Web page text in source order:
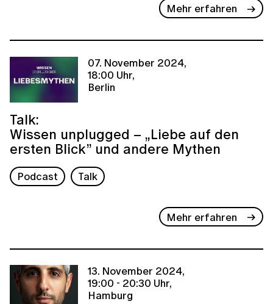
Mehr erfahren
07. November 2024,
18:00 Uhr,
Berlin
Talk:
Wissen unplugged – „Liebe auf den
ersten Blick” und andere Mythen
Podcast Talk
Mehr erfahren
13. November 2024,
19:00 - 20:30 Uhr,
Hamburg